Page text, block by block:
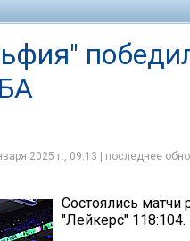
2025 г., 09:13 | последнее
Состоялись матчи
"Лейкерс" 118:104.